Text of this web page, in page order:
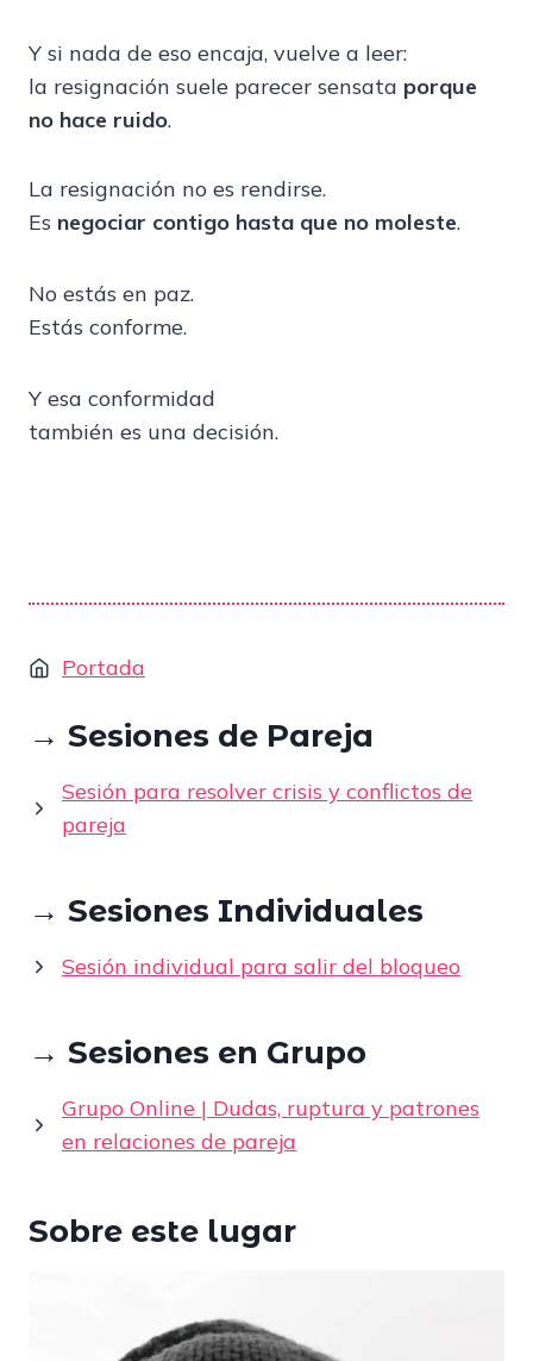
Y si nada de eso encaja, vuelve a leer:
la resignación suele parecer sensata porque
no hace ruido.
La resignación no es rendirse.
Es negociar contigo hasta que no moleste.
No estás en paz.
Estás conforme.
Y esa conformidad
también es una decisión.
Portada
→ Sesiones de Pareja
Sesión para resolver crisis y conflictos de
pareja
→ Sesiones Individuales
Sesión individual para salir del bloqueo
→ Sesiones en Grupo
Grupo Online | Dudas, ruptura y patrones
en relaciones de pareja
Sobre este lugar